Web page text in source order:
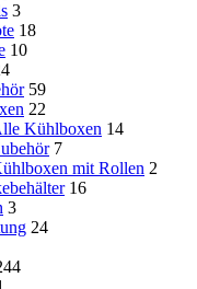
3
18
10
59
22
Kühlboxen 14
7
mit Rollen 2
16
3
24